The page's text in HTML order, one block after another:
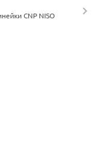
CNP NISO